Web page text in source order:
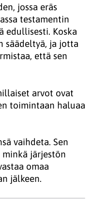
jossa eräs
testamentin
edullisesti. Koska
säädeltyä, ja jotta
että sen
arvot ovat
toimintaan haluaa
vaihdeta. Sen
järjestön
omaa
jälkeen.